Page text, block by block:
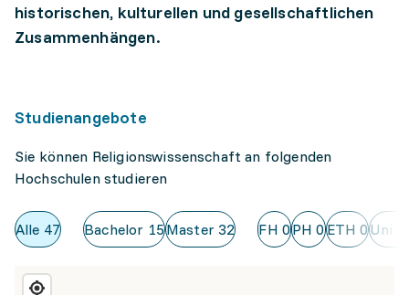
historischen, kulturellen und gesellschaftlichen
Zusammenhängen.
Studienangebote
Sie können Religionswissenschaft an folgenden
Hochschulen studieren
Alle 47 Bachelor 15Master32 FH 0PH 0ETH 0Uni